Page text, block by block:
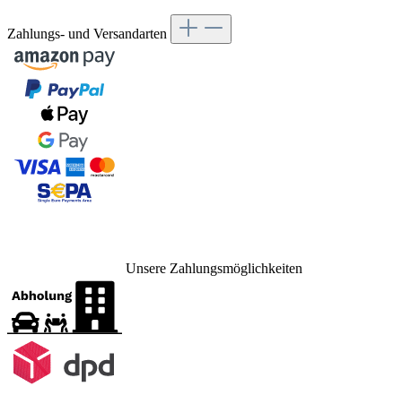
Zahlungs- und Versandarten
Unsere Zahlungsmöglichkeiten